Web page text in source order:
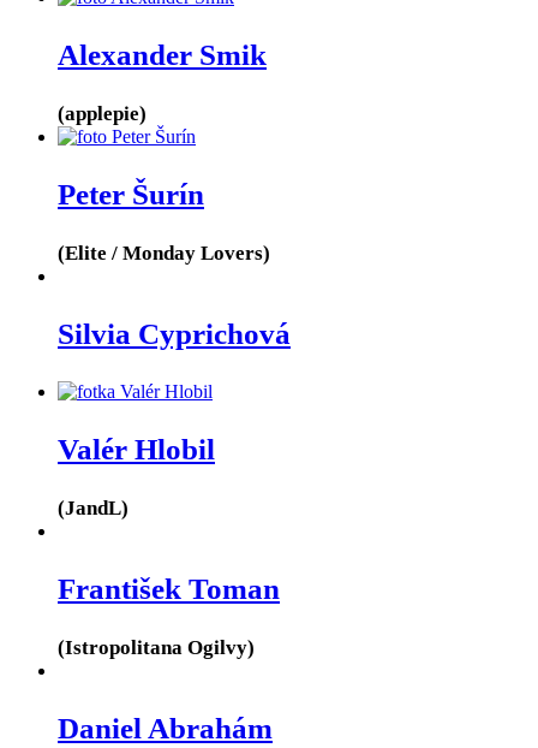
Alexander Smik
(applepie)
Peter Šurín
(Elite / Monday Lovers)
Silvia Cyprichová
Valér Hlobil
(JandL)
František Toman
(Istropolitana Ogilvy)
Daniel Abrahám